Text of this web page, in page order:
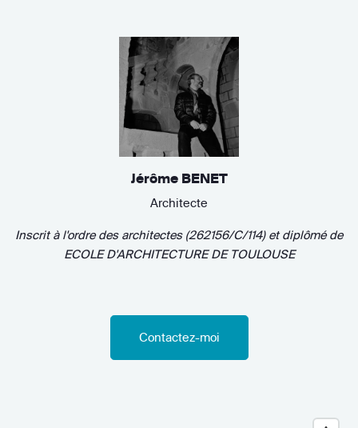
Jérôme BENET
Architecte
Inscrit à l'ordre des architectes (262156/C/114) et diplômé de
ECOLE D'ARCHITECTURE DE TOULOUSE
Contactez-moi